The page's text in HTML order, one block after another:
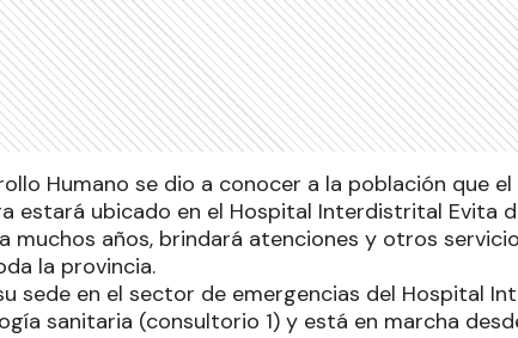
Humano se dio a conocer a la población que
estará ubicado en el Hospital Interdistrital Evita
muchos años, brindará atenciones y otros
la provincia.
sede en el sector de emergencias del Hospital
sanitaria (consultorio 1) y está en marcha